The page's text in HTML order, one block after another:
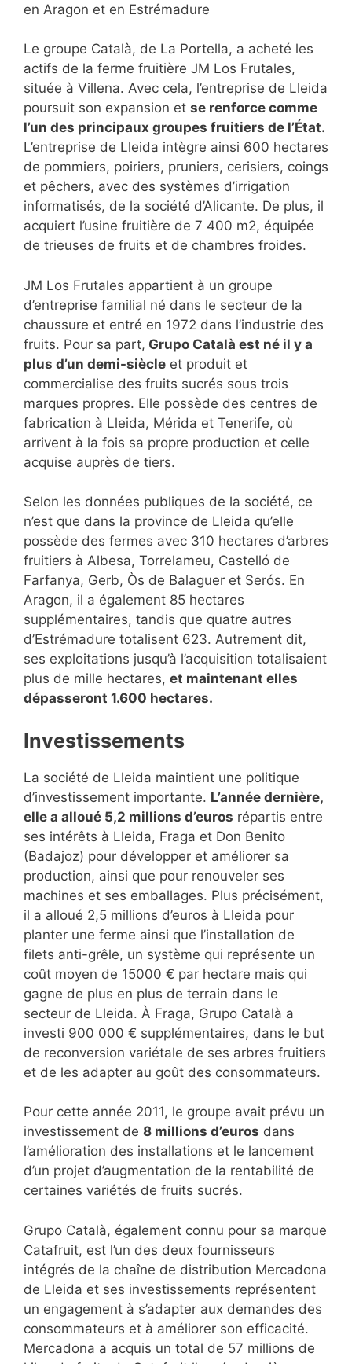
en Aragon et en Estrémadure
Le groupe Català, de La Portella, a acheté les
actifs de la ferme fruitière JM Los Frutales,
située à Villena. Avec cela, l’entreprise de Lleida
poursuit son expansion et se renforce comme
l’un des principaux groupes fruitiers de l’État.
L’entreprise de Lleida intègre ainsi 600 hectares
de pommiers, poiriers, pruniers, cerisiers, coings
et pêchers, avec des systèmes d’irrigation
informatisés, de la société d’Alicante. De plus, il
acquiert l’usine fruitière de 7 400 m2, équipée
de trieuses de fruits et de chambres froides.
JM Los Frutales appartient à un groupe
d’entreprise familial né dans le secteur de la
chaussure et entré en 1972 dans l’industrie des
fruits. Pour sa part, Grupo Català est né il y a
plus d’un demi-siècle et produit et
commercialise des fruits sucrés sous trois
marques propres. Elle possède des centres de
fabrication à Lleida, Mérida et Tenerife, où
arrivent à la fois sa propre production et celle
acquise auprès de tiers.
Selon les données publiques de la société, ce
n’est que dans la province de Lleida qu’elle
possède des fermes avec 310 hectares d’arbres
fruitiers à Albesa, Torrelameu, Castelló de
Farfanya, Gerb, Òs de Balaguer et Serós. En
Aragon, il a également 85 hectares
supplémentaires, tandis que quatre autres
d’Estrémadure totalisent 623. Autrement dit,
ses exploitations jusqu’à l’acquisition totalisaient
plus de mille hectares, et maintenant elles
dépasseront 1.600 hectares.
Investissements
La société de Lleida maintient une politique
d’investissement importante. L’année dernière,
elle a alloué 5,2 millions d’euros répartis entre
ses intérêts à Lleida, Fraga et Don Benito
(Badajoz) pour développer et améliorer sa
production, ainsi que pour renouveler ses
machines et ses emballages. Plus précisément,
il a alloué 2,5 millions d’euros à Lleida pour
planter une ferme ainsi que l’installation de
filets anti-grêle, un système qui représente un
coût moyen de 15000 € par hectare mais qui
gagne de plus en plus de terrain dans le
secteur de Lleida. À Fraga, Grupo Català a
investi 900 000 € supplémentaires, dans le but
de reconversion variétale de ses arbres fruitiers
et de les adapter au goût des consommateurs.
Pour cette année 2011, le groupe avait prévu un
investissement de 8 millions d’euros dans
l’amélioration des installations et le lancement
d’un projet d’augmentation de la rentabilité de
certaines variétés de fruits sucrés.
Grupo Català, également connu pour sa marque
Catafruit, est l’un des deux fournisseurs
intégrés de la chaîne de distribution Mercadona
de Lleida et ses investissements représentent
un engagement à s’adapter aux demandes des
consommateurs et à améliorer son efficacité.
Mercadona a acquis un total de 57 millions de